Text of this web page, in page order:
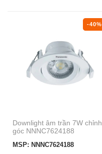
-40%
Downlight âm trần 7W chỉnh
góc NNNC7624188
MSP: NNNC7624188